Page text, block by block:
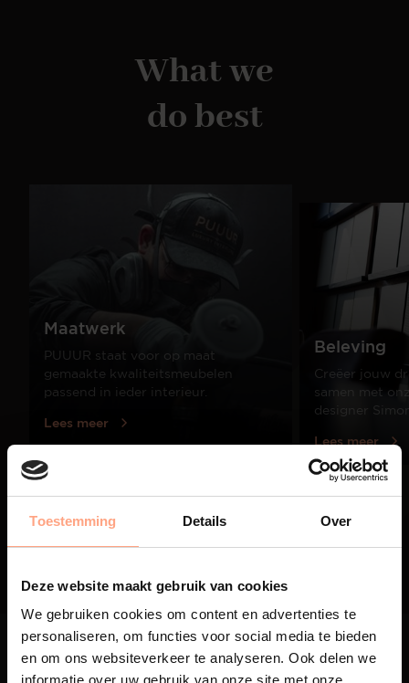
Toestemming Details Over
Deze website maakt gebruik van cookies
We gebruiken cookies om content en advertenties te
personaliseren, om functies voor social media te bieden
en om ons websiteverkeer te analyseren. Ook delen we
informatie over uw gebruik van onze site met onze
What we
do best
Maatwerk
PUUUR staat voor op maat
gemaakte kwaliteitsmeubelen
passend in ieder interieur.
Lees meer
Beleving
Creëer jouw
samen met
designer
Lees meer